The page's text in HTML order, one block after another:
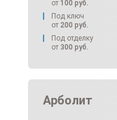
от 100 руб.
Под ключ
от 200 руб.
Под отделку
от 300 руб.
Арболит